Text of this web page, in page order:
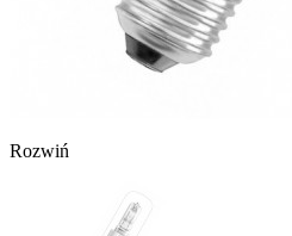
Rozwiń